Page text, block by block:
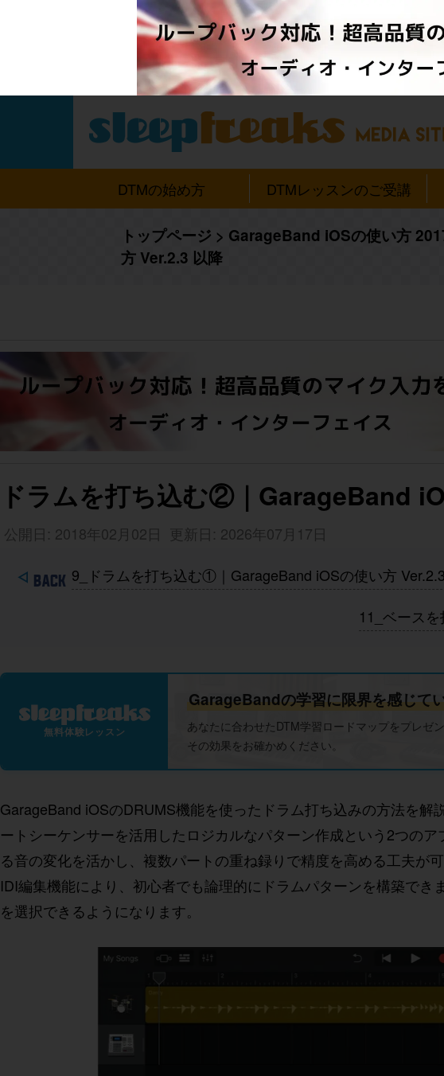
DTMの始め方 DTMレッスンのご受講
トップページ > GarageBand iOSの使い方
方 Ver.2.3 以降
ドラムを打ち込む②｜GarageBand
公開日: 2018年02月02日
更新日: 2026年07月17日
9_ドラムを打ち込む①｜GarageBand iOSの使い方
11_ベース
無料体験レッスン
GarageBandの学習に限界を感じて
あなたに合わせたDTM学習ロードマップをプレゼン
その効果をお確かめください。
GarageBand iOSのDRUMS機能を使ったドラム打ち込みの方法を
ートシーケンサーを活用したロジカルなパターン作成という2つの
る音の変化を活かし、複数パートの重ね録りで精度を高める工夫が
IDI編集機能により、初心者でも論理的にドラムパターンを構築で
を選択できるようになります。